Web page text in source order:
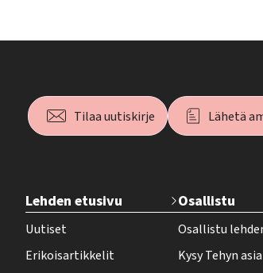
Tilaa uutiskirje Lähetä
e
h
y
Lehden etusivu
Uutiset
Erikoisartikkelit
Osallistu
Osallistu
Kysy Tehyn